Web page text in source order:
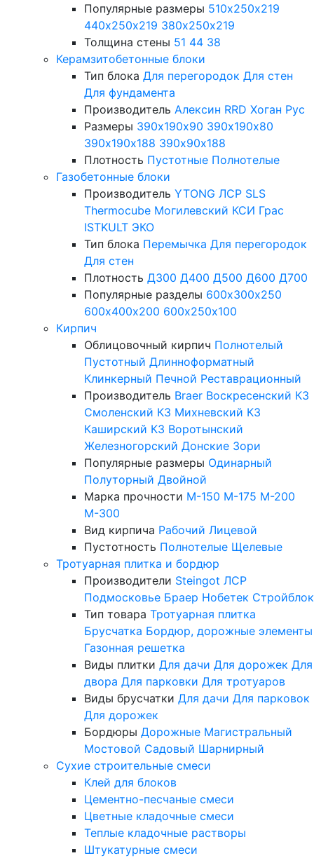
Популярные размеры 510х250х219
440х250х219 380х250х219
Толщина стены 51 44 38
Керамзитобетонные блоки
Тип блока Для перегородок Для стен
Для фундамента
Производитель Алексин RRD Хоган Рус
Размеры 390х190х90 390х190х80
390х190х188 390х90х188
Плотность Пустотные Полнотелые
Газобетонные блоки
Производитель YTONG ЛСР SLS
Thermocube Могилевский КСИ Грас
ISTKULT ЭКО
Тип блока Перемычка Для перегородок
Для стен
Плотность Д300 Д400 Д500 Д600 Д700
Популярные разделы 600х300х250
600х400х200 600х250х100
Кирпич
Облицовочный кирпич Полнотелый
Пустотный Длинноформатный
Клинкерный Печной Реставрационный
Производитель Braer Воскресенский КЗ
Смоленский КЗ Михневский КЗ
Каширский КЗ Воротынский
Железногорский Донские Зори
Популярные размеры Одинарный
Полуторный Двойной
Марка прочности М-150 М-175 М-200
М-300
Вид кирпича Рабочий Лицевой
Пустотность Полнотелые Щелевые
Тротуарная плитка и бордюр
Производители Steingot ЛСР
Подмосковье Браер Нобетек Стройблок
Тип товара Тротуарная плитка
Брусчатка Бордюр, дорожные элементы
Газонная решетка
Виды плитки Для дачи Для дорожек Для
двора Для парковки Для тротуаров
Виды брусчатки Для дачи Для парковок
Для дорожек
Бордюры Дорожные Магистральный
Мостовой Садовый Шарнирный
Сухие строительные смеси
Клей для блоков
Цементно-песчаные смеси
Цветные кладочные смеси
Теплые кладочные растворы
Штукатурные смеси